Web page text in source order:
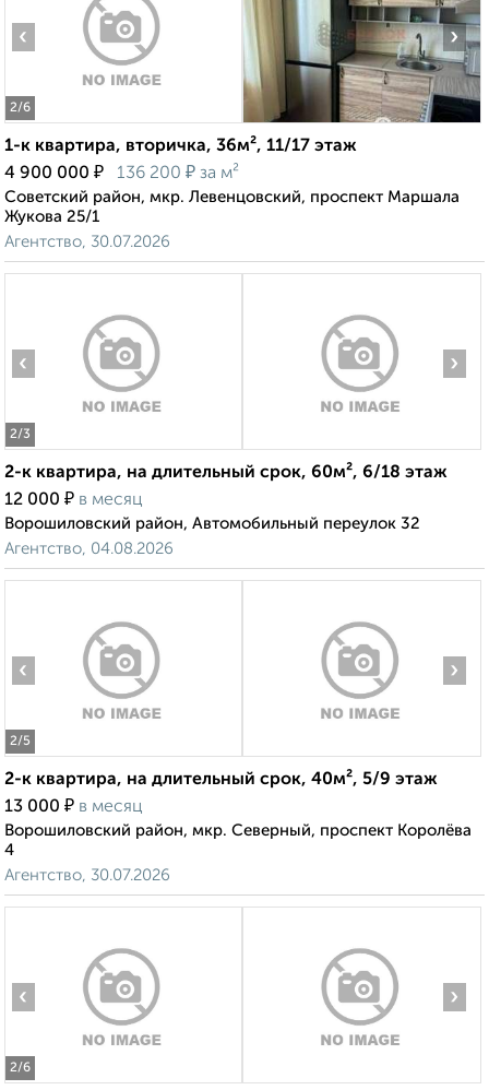
2/6
‹ ›
1-к квартира, вторичка, 36м², 11/17 этаж
4 900 000 ₽ 136 200 ₽ за м²
Советский район, мкр. Левенцовский, проспект Маршала
Жукова 25/1
Агентство, 30.07.2026
2/3
‹ ›
2-к квартира, на длительный срок, 60м², 6/18 этаж
12 000 ₽ в месяц
Ворошиловский район, Автомобильный переулок 32
Агентство, 04.08.2026
2/5
‹ ›
2-к квартира, на длительный срок, 40м², 5/9 этаж
13 000 ₽ в месяц
Ворошиловский район, мкр. Северный, проспект Королёва
4
Агентство, 30.07.2026
2/6
‹ ›